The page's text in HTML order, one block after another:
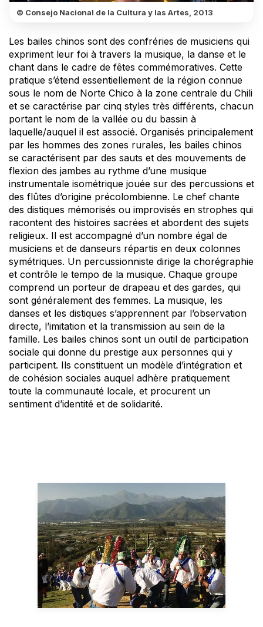
© Consejo Nacional de la Cultura y las Artes, 2013
Les bailes chinos sont des confréries de musiciens qui
expriment leur foi à travers la musique, la danse et le
chant dans le cadre de fêtes commémoratives. Cette
pratique s’étend essentiellement de la région connue
sous le nom de Norte Chico à la zone centrale du Chili
et se caractérise par cinq styles très différents, chacun
portant le nom de la vallée ou du bassin à
laquelle/auquel il est associé. Organisés principalement
par les hommes des zones rurales, les bailes chinos
se caractérisent par des sauts et des mouvements de
flexion des jambes au rythme d’une musique
instrumentale isométrique jouée sur des percussions et
des flûtes d’origine précolombienne. Le chef chante
des distiques mémorisés ou improvisés en strophes qui
racontent des histoires sacrées et abordent des sujets
religieux. Il est accompagné d’un nombre égal de
musiciens et de danseurs répartis en deux colonnes
symétriques. Un percussionniste dirige la chorégraphie
et contrôle le tempo de la musique. Chaque groupe
comprend un porteur de drapeau et des gardes, qui
sont généralement des femmes. La musique, les
danses et les distiques s’apprennent par l’observation
directe, l’imitation et la transmission au sein de la
famille. Les bailes chinos sont un outil de participation
sociale qui donne du prestige aux personnes qui y
participent. Ils constituent un modèle d’intégration et
de cohésion sociales auquel adhère pratiquement
toute la communauté locale, et procurent un
sentiment d’identité et de solidarité.